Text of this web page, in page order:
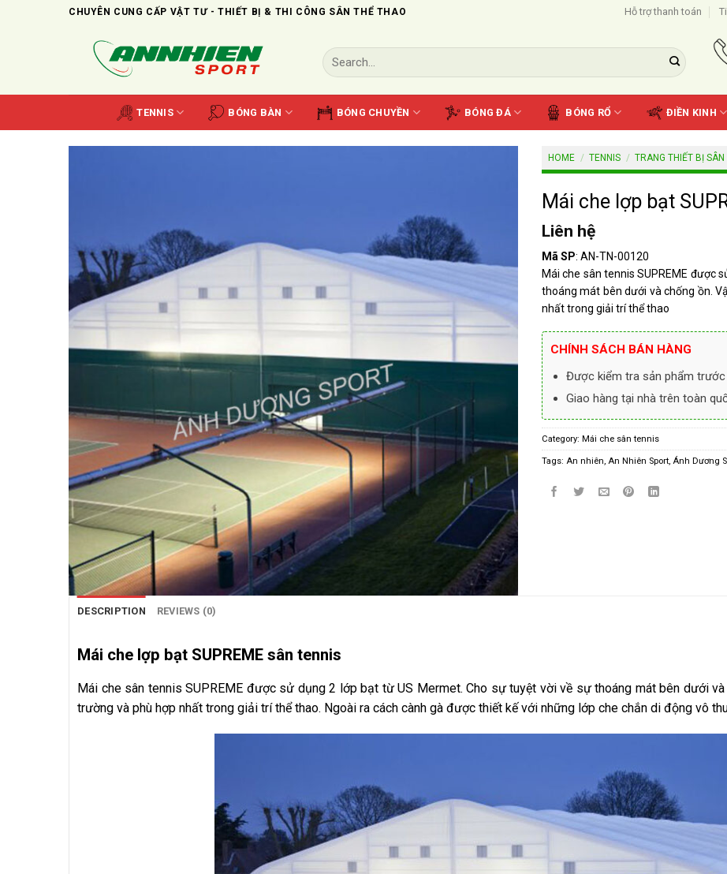
CHUYÊN CUNG CẤP VẬT TƯ - THIẾT BỊ & THI CÔNG SÂN THỂ THAO Hỗ trợ thanh toán
Search
for:
TENNIS BÓNG BÀN BÓNG CHUYỀN BÓNG ĐÁ BÓNG RỔ ĐIỀN KINH
HOME / TENNIS / TRANG THIẾT BỊ SÂN
Mái che lợp bạt
Liên hệ
Mã SP: AN-TN-00120
Mái che sân tennis SUPREME được
thoáng mát bên dưới và chống ồn.
nhất trong giải trí thể thao
CHÍNH SÁCH BÁN HÀNG
Được kiểm tra sản phẩm trước
Giao hàng tại nhà trên toàn
Category: Mái che sân tennis
Tags: An nhiên, An Nhiên Sport, Ánh Dương
DESCRIPTION REVIEWS (0)
Mái che lợp bạt SUPREME sân tennis
Mái che sân tennis SUPREME được sử dụng 2 lớp bạt từ US Mermet. Cho sự tuyệt vời về sự thoáng mát bên dưới
trường và phù hợp nhất trong giải trí thể thao. Ngoài ra cách cành gà được thiết kế với những lớp che chắn di động vô